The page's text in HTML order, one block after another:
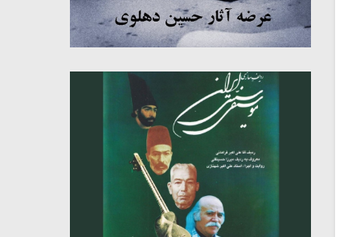
میکلوش روژا